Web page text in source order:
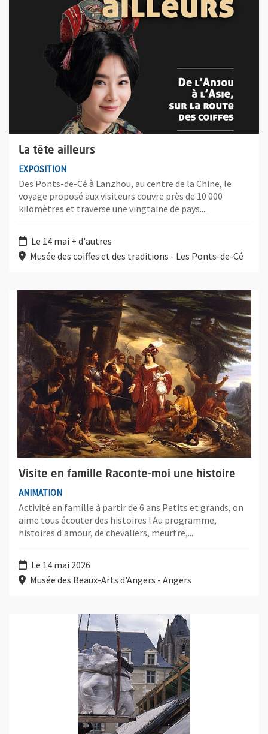
La tête ailleurs
EXPOSITION
Des Ponts-de-Cé à Lanzhou, au centre de la Chine, le
voyage proposé aux visiteurs couvre près de 10 000
kilomètres et traverse une vingtaine de pays....
Le 14 mai + d'autres
Musée des coiffes et des traditions - Les Ponts-de-Cé
Visite en famille Raconte-moi une histoire
ANIMATION
Activité en famille à partir de 6 ans Petits et grands, on
aime tous écouter des histoires ! Au programme,
histoires d'amour, de chevaliers, meurtre,...
Le 14 mai 2026
Musée des Beaux-Arts d'Angers - Angers
Plus d'information sur l'évènement : Visite en famille
Plus d'information sur l'évènement : Les dessous cachés des